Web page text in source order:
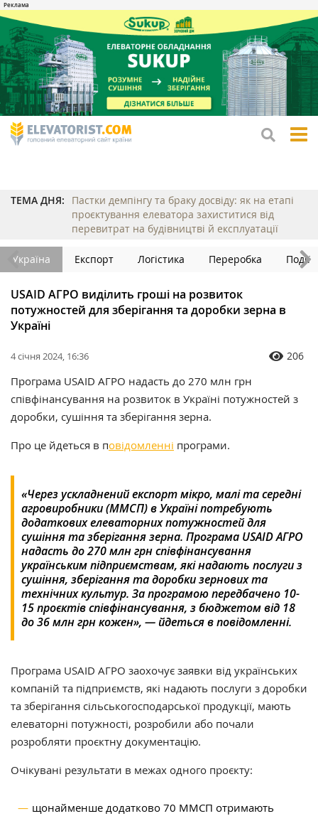
ТЕМА ДНЯ:
Пастки демпінгу та браку досвіду: як на етапі
проєктування елеватора захиститися від
перевитрат на будівництві й експлуатації
Україна Експорт Логістика Переробка Події
USAID АГРО виділить гроші на розвиток
потужностей для зберігання та доробки зерна в
Україні
4 січня 2024, 16:36 206
Програма USAID АГРО надасть до 270 млн грн
співфінансування на розвиток в Україні потужностей з
доробки, сушіння та зберігання зерна.
Про це йдеться в повідомленні програми.
«Через ускладнений експорт мікро, малі та середні
агровиробники (ММСП) в Україні потребують
додаткових елеваторних потужностей для
сушіння та зберігання зерна. Програма USAID АГРО
надасть до 270 млн грн співфінансування
українським підприємствам, які надають послуги з
сушіння, зберігання та доробки зернових та
технічних культур. За програмою передбачено 10-
15 проєктів співфінансування, з бюджетом від 18
до 36 млн грн кожен», — йдеться в повідомленні.
Програма USAID АГРО заохочує заявки від українських
компаній та підприємств, які надають послуги з доробки
та зберігання сільськогосподарської продукції, мають
елеваторні потужності, розробили або почали
розробляти проєктну документацію.
Очікувані результати в межах одного проєкту:
щонайменше додатково 70 ММСП отримають